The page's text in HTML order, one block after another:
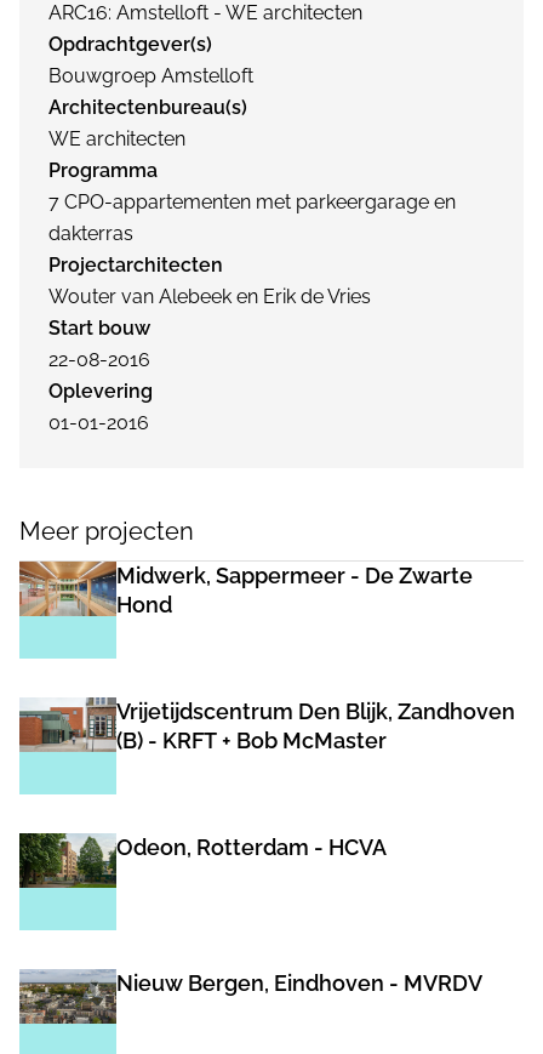
ARC16: Amstelloft - WE architecten
Opdrachtgever(s)
Bouwgroep Amstelloft
Architectenbureau(s)
WE architecten
Programma
7 CPO-appartementen met parkeergarage en
dakterras
Projectarchitecten
Wouter van Alebeek en Erik de Vries
Start bouw
22-08-2016
Oplevering
01-01-2016
Meer projecten
Midwerk, Sappermeer - De Zwarte
Hond
Vrijetijdscentrum Den Blijk, Zandhoven
(B) - KRFT + Bob McMaster
Odeon, Rotterdam - HCVA
Nieuw Bergen, Eindhoven - MVRDV